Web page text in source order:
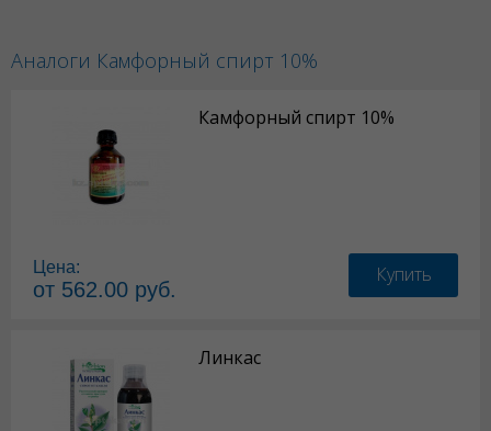
Аналоги Камфорный спирт 10%
Камфорный спирт 10%
Цена:
от 562.00 руб.
Купить
Линкас